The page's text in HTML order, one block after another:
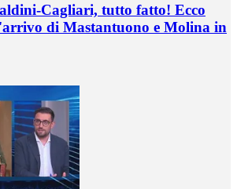
Cagliari, tutto fatto! Ecco
di Mastantuono e Molina in